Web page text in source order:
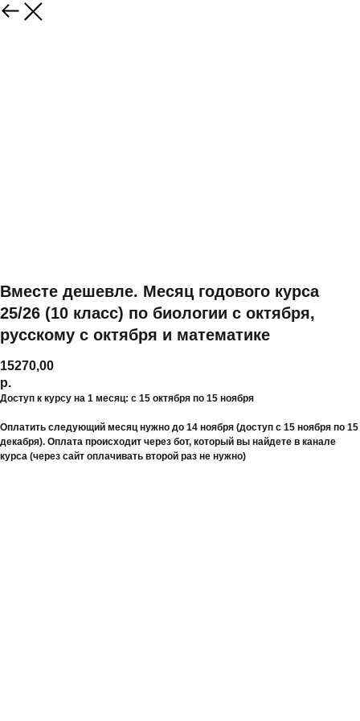
Вместе дешевле. Месяц годового курса
25/26 (10 класс) по биологии с октября,
русскому с октября и математике
15270,00
р.
Доступ к курсу на 1 месяц: с 15 октября по 15 ноября
Оплатить следующий месяц нужно до 14 ноября (доступ с 15 ноября по 15
декабря). Оплата происходит через бот, который вы найдете в канале
курса (через сайт оплачивать второй раз не нужно)